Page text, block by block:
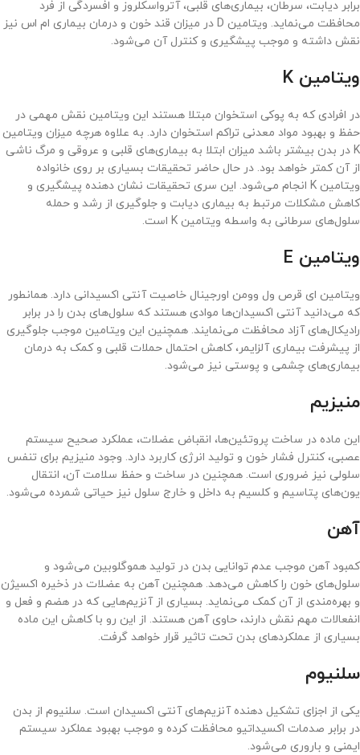
برابر دیابت، سرطان، بیماری‌های قلبی، آترواسکلروز و افسردگی از فرد
محافظت می‌نماید. ویتامین D در میزان قند خون و درمان بیماری ام اس نیز
نقش داشته و موجب پیشگیری و کنترل آن می‌شود.
ویتامین K
در افرادی که به پوکی استخوان مبتلا هستند این ویتامین نقش مهمی در
حفظ و بهبود مواد معدنی تراکم استخوان دارد. به علاوه هرچه میزان ویتامین
K در بدن بیشتر باشد میزان ابتلا به بیماری‌های قلبی و عروقی و مرگ ناشی
از آن کمتر خواهد بود. در حال حاضر تحقیقات بسیاری بر روی خانواده
ویتامین K انجام می‌شود. این سری تحقیقات نشان دهنده پیشگیری و
کاهش مشکلات مرتبط به بیماری دیابت و جلوگیری از رشد و حمله
سلول‌های سرطانی به واسطه ویتامین K است.
ویتامین E
ویتامین ای قرص ول وومن اورجینال خاصیت آنتی اکسیدانی دارد. همانطور
که می‌دانید آنتی اکسیدان‌ها موادی هستند که سلول‌های بدن را در برابر
رادیکال‌های آزاد محافظت می‌نمایند. همچنین این ویتامین موجب جلوگیری
از پیشرفت بیماری آلزایمر، کاهش احتمال حملات قلبی و کمک به درمان
بیماری‌های چشمی و پوستی نیز می‌شود.
منیزیم
این ماده در ساخت پروتئین‌ها، انقباض عضلات، عملکرد صحیح سیستم
عصبی، کنترل فشار خون و تولید انرژی کاربرد دارد. وجود منیزیم برای تنفس
سلولی نیز ضروری است. همچنین در ساخت و حفظ سلامت آن، انتقال
یون‌های پتاسیم و کلسیم به داخل و خارج سلول نیز حیاتی شمرده می‌شود.
آهن
کمبود آهن موجب عدم توانایی بدن در تولید هموگلوبین می‌شود و
سلول‌های خون را کاهش می‌دهد. همچنین آهن به عضلات در ذخیره اکسیژن
و بهره‌مندی از آن کمک می‌نماید. بسیاری از آنزیم‌هایی که در هضم و فعل و
انفعالات مهم نقش دارند، حاوی آهن هستند. از این رو با کاهش این ماده
بسیاری از عملکردهای بدن تحت تاثیر قرار خواهد گرفت.
سلنیوم
یکی از اجزای تشکیل دهنده آنزیم‌های آنتی اکسیدان است. سلنیوم از بدن
در برابر صدمات اکسیداتیو محافظت کرده و موجب بهبود عملکرد سیستم
ایمنی و باروری می‌شود.